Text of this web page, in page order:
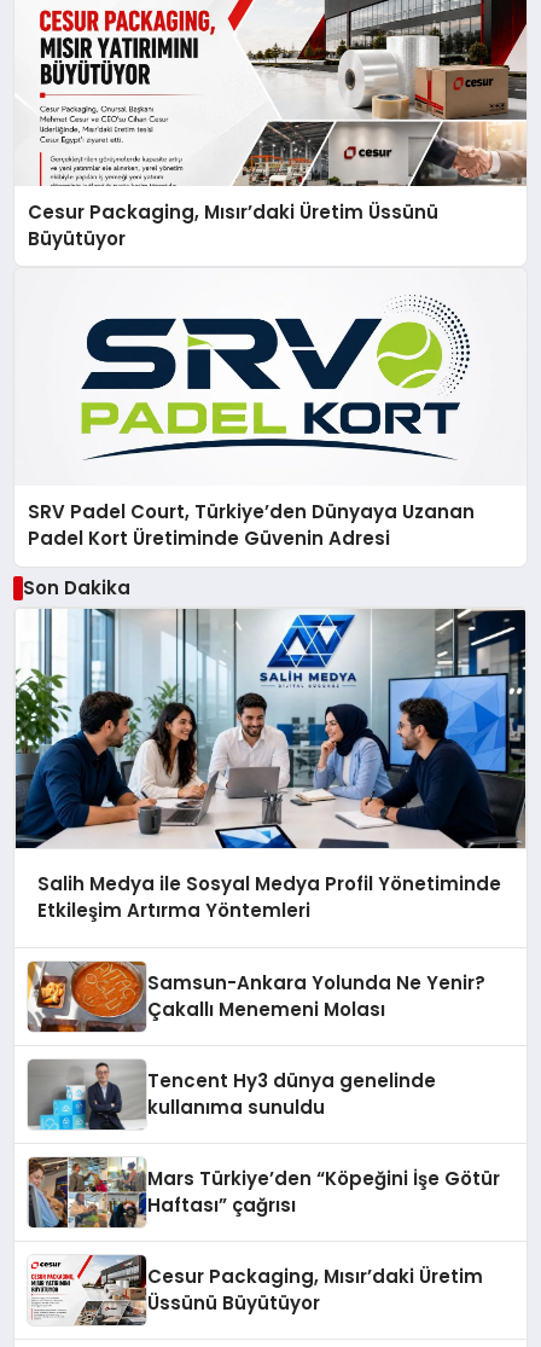
Cesur Packaging, Mısır’daki Üretim Üssünü
Büyütüyor
SRV Padel Court, Türkiye’den Dünyaya Uzanan
Padel Kort Üretiminde Güvenin Adresi
Son Dakika
Salih Medya ile Sosyal Medya Profil Yönetiminde
Etkileşim Artırma Yöntemleri
Samsun-Ankara Yolunda Ne Yenir?
Çakallı Menemeni Molası
Tencent Hy3 dünya genelinde
kullanıma sunuldu
Mars Türkiye’den “Köpeğini İşe Götür
Haftası” çağrısı
Cesur Packaging, Mısır’daki Üretim
Üssünü Büyütüyor